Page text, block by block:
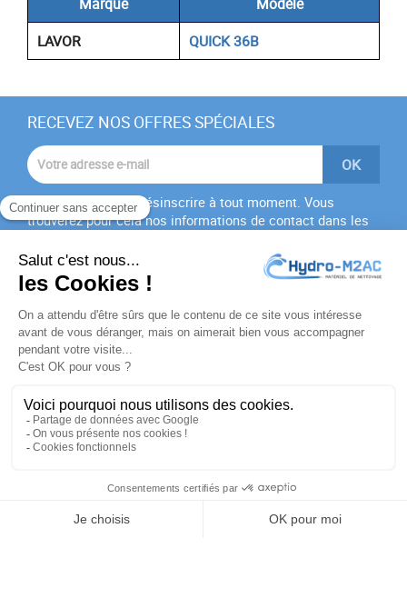
LAVOR
QUICK 36B
RECEVEZ NOS OFFRES SPÉCIALES
Vous pouvez vous désinscrire à tout moment. Vous
trouverez pour cela nos informations de contact dans les
J'accepte lesconditions générales
politique de
confidentialité
PRODUITS
NOTRE SOCIÉTÉ
VOTRE COMPTE